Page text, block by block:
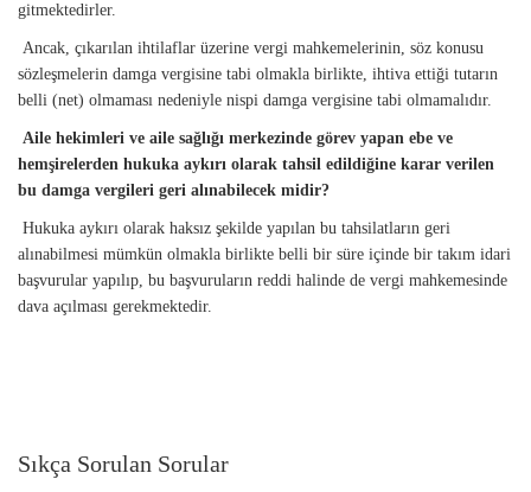
gitmektedirler.
Ancak, çıkarılan ihtilaflar üzerine vergi mahkemelerinin, söz konusu
sözleşmelerin damga vergisine tabi olmakla birlikte, ihtiva ettiği tutarın
belli (net) olmaması nedeniyle nispi damga vergisine tabi olmamalıdır.
Aile hekimleri ve aile sağlığı merkezinde görev yapan ebe ve
hemşirelerden hukuka aykırı olarak tahsil edildiğine karar verilen
bu damga vergileri geri alınabilecek midir?
Hukuka aykırı olarak haksız şekilde yapılan bu tahsilatların geri
alınabilmesi mümkün olmakla birlikte belli bir süre içinde bir takım idari
başvurular yapılıp, bu başvuruların reddi halinde de vergi mahkemesinde
dava açılması gerekmektedir.
Sıkça Sorulan Sorular